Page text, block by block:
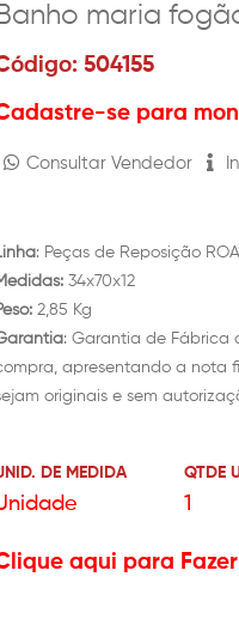
maria
504155
se para
Consultar Vendedor
: Peças de Reposição ROA
34x70x12
2,85 Kg
: Garantia de
apresentando a nota
originais e sem
DE MEDIDA QTDE
1
aqui para